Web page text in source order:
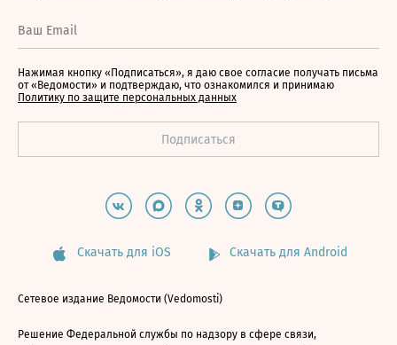
Нажимая кнопку «Подписаться», я даю свое согласие получать письма
от «Ведомости» и подтверждаю, что ознакомился и принимаю
Политику по защите персональных данных
Скачать для iOS Скачать для Android
Сетевое издание Ведомости (Vedomosti)
Решение Федеральной службы по надзору в сфере связи,